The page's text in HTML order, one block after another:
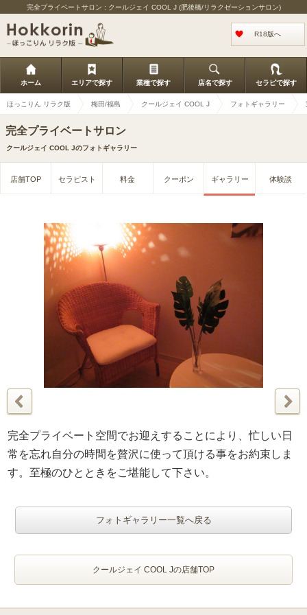
完全プライベートサロン : クールジェイ COOL J (肥後橋/リラクゼーションサロン)
R18版へ
ホーム エリアで探す 業種で探す 店名で探す セラピで探す
ほっこりん リラク版 梅田/福島 クールジェイ COOL J フォトギャラリー
完全プライベートサロン
クールジェイ COOL Jのフォトギャラリー
店舗TOP セラピスト 料金 クーポン ギャラリー 体験談
完全プライベート空間でお迎えすることにより、忙しい日
常を忘れ自分の時間を贅沢に使って頂ける事をお約束しま
す。至極のひとときをご堪能して下さい。
フォトギャラリー一覧へ戻る
クールジェイ COOL Jの店舗TOP